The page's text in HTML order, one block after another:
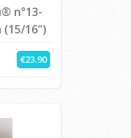
n°13-
(15/16")
€23.90